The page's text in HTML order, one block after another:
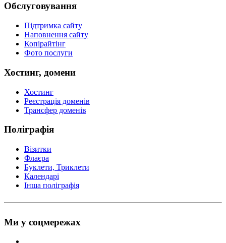
Обслуговування
Підтримка сайту
Наповнення сайту
Копірайтінг
Фото послуги
Хостинг, домени
Хостинг
Реєстрація доменів
Трансфер доменів
Поліграфія
Візитки
Флаєра
Буклети, Триклети
Календарі
Інша поліграфія
Ми у соцмережах